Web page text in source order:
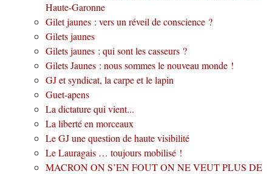
Haute-Garonne
Gilet jaunes : vers un réveil de conscience ?
Gilets jaunes
Gilets jaunes : qui sont les casseurs ?
Gilets Jaunes : nous sommes le nouveau monde !
GJ et syndicat, la carpe et le lapin
Guet-apens
La dictature qui vient...
La liberté en morceaux
Le GJ une question de haute visibilité
Le Lauragais … toujours mobilisé !
MACRON ON S’EN FOUT ON NE VEUT PLUS DE